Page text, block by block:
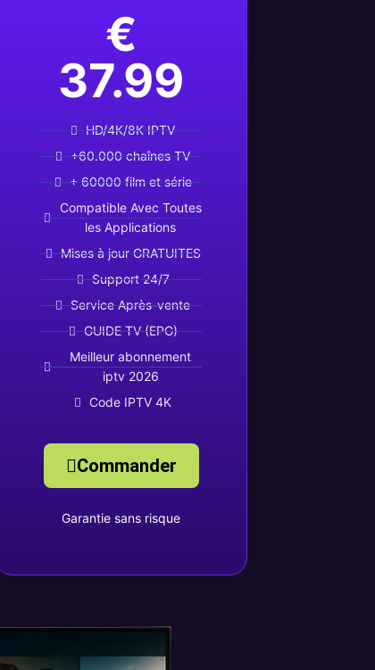
€
37.99
HD/4K/8K IPTV
+60.000 chaînes TV
+ 60000 film et série
Compatible Avec Toutes
les Applications
Mises à jour GRATUITES
Support 24/7
Service Après-vente
GUIDE TV (EPG)
Meilleur abonnement
iptv 2026
Code IPTV 4K
Commander
Garantie sans risque